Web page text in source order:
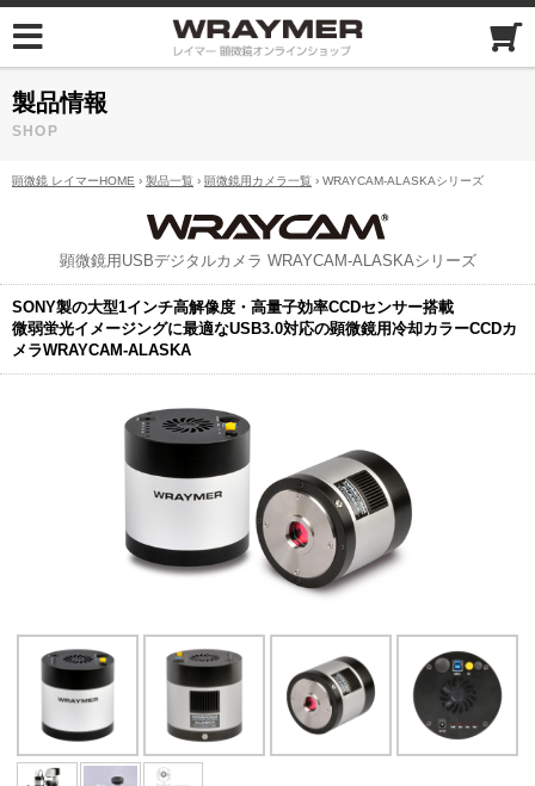
製品情報
SHOP
顕微鏡 レイマーHOME › 製品一覧 › 顕微鏡用カメラ一覧 › WRAYCAM-ALASKAシリーズ
顕微鏡用USBデジタルカメラ WRAYCAM-ALASKAシリーズ
SONY製の大型1インチ高解像度・高量子効率CCDセンサー搭載
微弱蛍光イメージングに最適なUSB3.0対応の顕微鏡用冷却カラーCCDカ
メラWRAYCAM-ALASKA